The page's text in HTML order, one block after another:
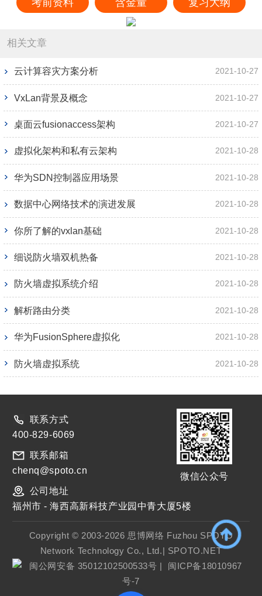
考前资料 含金量 复习大纲
相关文章
云计算容灾方案分析 2021-10-27
VxLan背景及概念 2021-10-27
桌面云fusionaccess架构 2021-10-27
虚拟化架构和私有云架构 2021-10-28
华为SDN控制器应用场景 2021-10-28
数据中心网络技术的演进发展 2021-10-28
你所了解的vxlan基础 2021-10-28
细说防火墙双机热备 2021-10-28
防火墙虚拟系统介绍 2021-10-28
解析路由分类 2021-10-28
华为FusionSphere虚拟化 2021-10-28
防火墙虚拟系统 2021-10-28
联系方式
400-829-6069
联系邮箱
chenq@spoto.cn
公司地址
微信公众号
福州市 - 海西高新科技产业园中青大厦5楼
Copyright © 2003-2026 思博网络 Fuzhou SPOTO
Network Technology Co., Ltd.| SPOTO.NET
闽公网安备 35012102500533号
闽ICP备18010967
号-7